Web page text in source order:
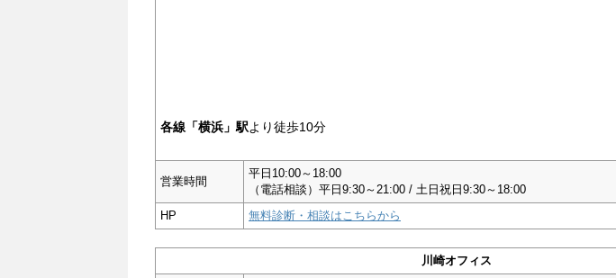
各線「横浜」駅より徒歩10分
営業時間
平日10:00～18:00
（電話相談）平日9:30～21:00 / 土日祝日9:30～18:00
HP
無料診断・相談はこちらから
川崎オフィス